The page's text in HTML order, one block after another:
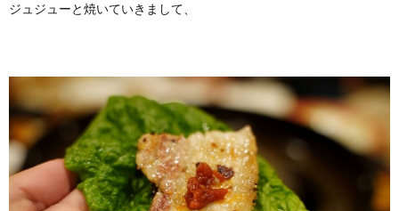
ジュジューと焼いていきまして、